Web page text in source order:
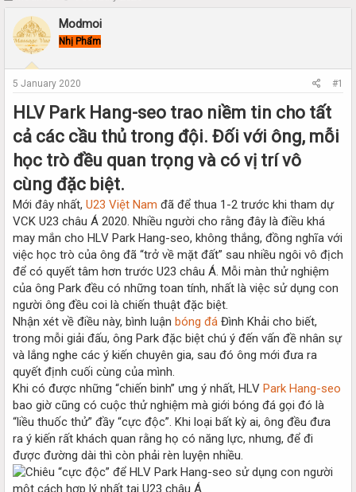
r
e
a
d
s
a
t
e
r
a
r
d
a
e
Modmoi
Nhị Phẩm
5 January 2020 #1
HLV Park Hang-seo trao niềm tin cho tất
cả các cầu thủ trong đội. Đối với ông, mỗi
học trò đều quan trọng và có vị trí vô
cùng đặc biệt.
Mới đây nhất, U23 Việt Nam đã để thua 1-2 trước khi tham dự
VCK U23 châu Á 2020. Nhiều người cho rằng đây là điều khá
may mắn cho HLV Park Hang-seo, không thắng, đồng nghĩa với
việc học trò của ông đã “trở về mặt đất” sau nhiều ngôi vô địch
để có quyết tâm hơn trước U23 châu Á. Mỗi màn thử nghiệm
của ông Park đều có những toan tính, nhất là việc sử dụng con
người ông đều coi là chiến thuật đặc biệt.
Nhận xét về điều này, bình luận bóng đá Đình Khải cho biết,
trong mỗi giải đấu, ông Park đặc biệt chú ý đến vấn đề nhân sự
và lắng nghe các ý kiến chuyên gia, sau đó ông mới đưa ra
quyết định cuối cùng của mình.
Khi có được những “chiến binh” ưng ý nhất, HLV Park Hang-seo
bao giờ cũng có cuộc thử nghiệm mà giới bóng đá gọi đó là
“liều thuốc thử” đầy “cực độc”. Khi loại bất kỳ ai, ông đều đưa
ra ý kiến rất khách quan rằng họ có năng lực, nhưng, để đi
được đường dài thì còn phải rèn luyện nhiều.